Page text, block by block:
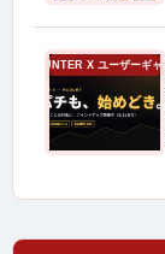
A-COUNTER X ユーザーギャ